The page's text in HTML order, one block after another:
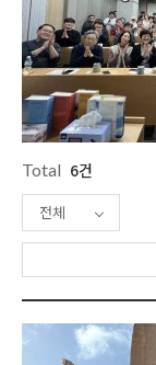
Total 6건
전체